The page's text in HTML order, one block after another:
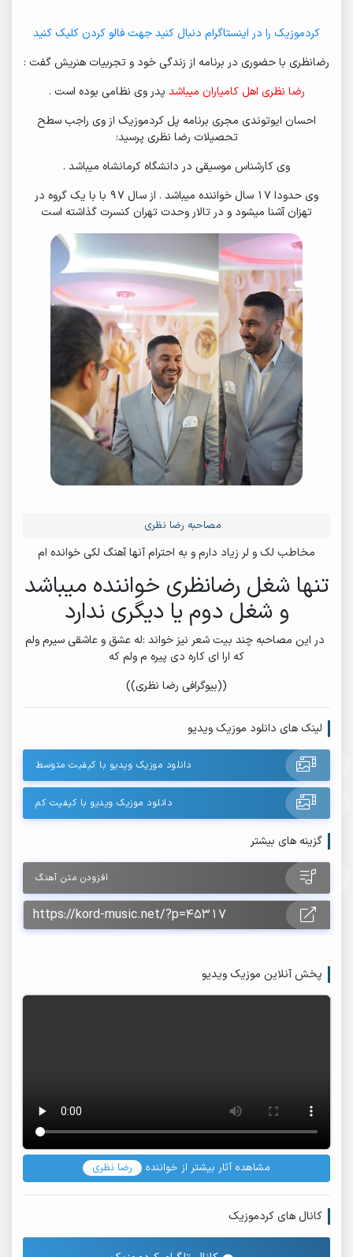
کردموزیک را در اینستاگرام دنبال کنید جهت فالو کردن کلیک کنید
رضانظری با حضوری در برنامه از زندگی خود و تجربیات هنریش گفت :
رضا نظری اهل کامیاران میباشد پدر وی نظامی بوده است .
احسان ایوتوندی مجری برنامه پل کردموزیک از وی راجب سطح
تحصیلات رضا نظری پرسید:
وی کارشناس موسیقی در دانشگاه کرمانشاه میباشد .
وی حدودا 17 سال خواننده میباشد . از سال 97 با با یک گروه در
تهزان آشنا میشود و در تالار وحدت تهران کنسرت گذاشته است
مصاحبه رضا نظری
مخاطب لک و لر زیاد دارم و به احترام آنها آهنگ لکی خوانده ام
تنها شغل رضانظری خواننده میباشد
و شغل دوم یا دیگری ندارد
در این مصاحبه چند بیت شعر نیز خواند :له عشق و عاشقی سیرم ولم
که ارا ای کاره دی پیره م ولم که
((بیوگرافی رضا نظری))
لینک های دانلود موزیک ویدیو
دانلود موزیک ویدیو با کیفیت متوسط
دانلود موزیک ویدیو با کیفیت کم
گزینه های بیشتر
افزودن متن آهنگ
پخش آنلاین موزیک ویدیو
مشاهده آثار بیشتر از خواننده رضا نظری
کانال های کردموزیک